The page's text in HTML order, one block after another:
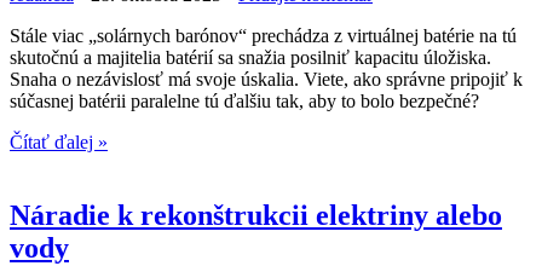
Stále viac „solárnych barónov“ prechádza z virtuálnej batérie na tú
skutočnú a majitelia batérií sa snažia posilniť kapacitu úložiska.
Snaha o nezávislosť má svoje úskalia. Viete, ako správne pripojiť k
súčasnej batérii paralelne tú ďalšiu tak, aby to bolo bezpečné?
Čítať ďalej »
Náradie k rekonštrukcii elektriny alebo
vody